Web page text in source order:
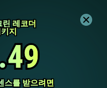
린 레코더
린 레코더
지
지
스를 받으려면
스를 받으려면